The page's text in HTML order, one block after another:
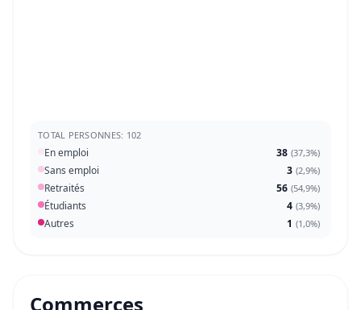
TOTAL PERSONNES: 102
En emploi 38 (37,3%)
Sans emploi 3 (2,9%)
Retraités 56 (54,9%)
Étudiants 4 (3,9%)
Autres 1 (1,0%)
Commerces